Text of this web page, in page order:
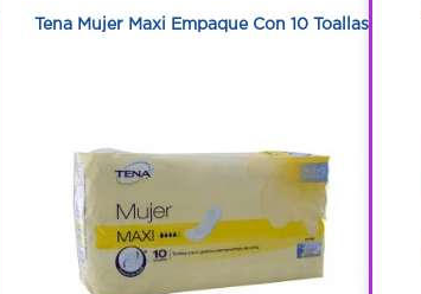
Tena Mujer Maxi Empaque Con 10 Toallas